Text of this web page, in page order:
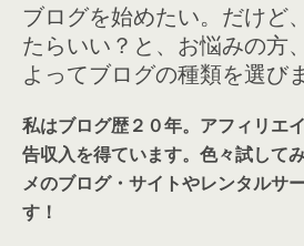
ブログを始めたい。だけど
たらいい？と、お悩みの方
よってブログの種類を選び
私はブログ歴２０年。アフィリエ
告収入を得ています。色々試して
メのブログ・サイトやレンタルサ
す！